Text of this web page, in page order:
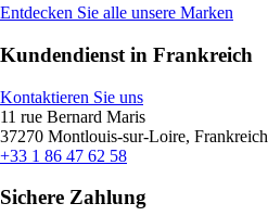
Entdecken Sie alle unsere Marken
Kundendienst in Frankreich
Kontaktieren Sie uns
11 rue Bernard Maris
37270 Montlouis-sur-Loire, Frankreich
+33 1 86 47 62 58
Sichere Zahlung